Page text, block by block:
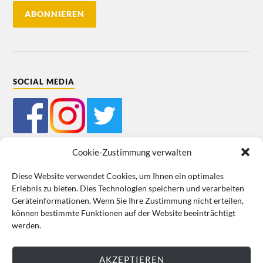
Cookie-Zustimmung verwalten
Diese Website verwendet Cookies, um Ihnen ein optimales
Erlebnis zu bieten. Dies Technologien speichern und verarbeiten
Geräteinformationen. Wenn Sie Ihre Zustimmung nicht erteilen,
können bestimmte Funktionen auf der Website beeinträchtigt
werden.
AKZEPTIEREN
SOCIAL MEDIA
Mein Bestellkonto Kundeninformationen Datenschutz
Cookie-Richtlinie (EU) Impressum
VERTRAG WIDERRUFEN